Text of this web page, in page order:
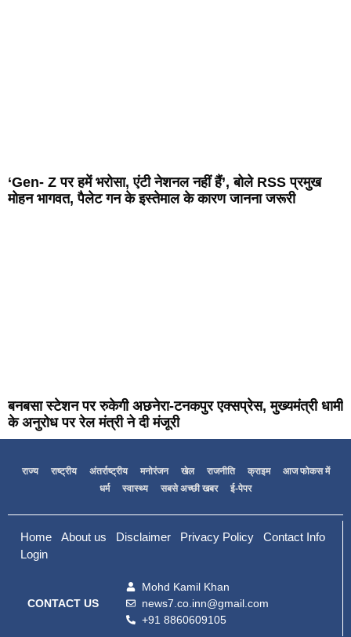
‘Gen- Z पर हमें भरोसा, एंटी नेशनल नहीं हैं’, बोले RSS प्रमुख
मोहन भागवत, पैलेट गन के इस्तेमाल के कारण जानना जरूरी
बनबसा स्टेशन पर रुकेगी अछनेरा-टनकपुर एक्सप्रेस, मुख्यमंत्री धामी
के अनुरोध पर रेल मंत्री ने दी मंजूरी
राज्य राष्ट्रीय अंतर्राष्ट्रीय मनोरंजन खेल राजनीति क्राइम
आज फोकस में
धर्म
स्वास्थ्य सबसे अच्छी खबर ई-पेपर
Home About us Disclaimer Privacy Policy
Contact Info
Login
CONTACT US
Mohd Kamil Khan
news7.co.inn@gmail.com
+91 8860609105